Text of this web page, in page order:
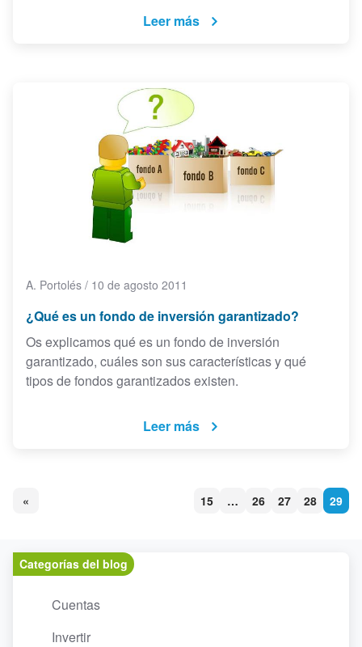
Leer más
A. Portolés / 10 de agosto 2011
¿Qué es un fondo de inversión garantizado?
Os explicamos qué es un fondo de inversión
garantizado, cuáles son sus características y qué
tipos de fondos garantizados existen.
Leer más
« 15 … 26 27 28 29
Categorías del blog
Cuentas
Invertir